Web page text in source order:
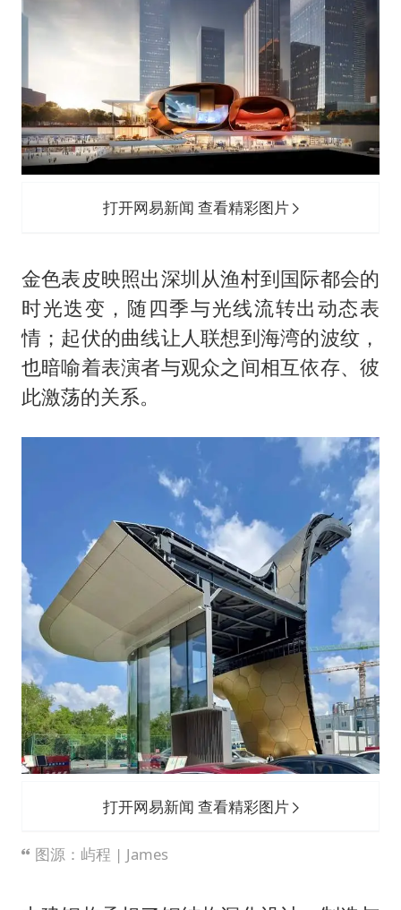
打开网易新闻 查看精彩图片
金色表皮映照出深圳从渔村到国际都会的
时光迭变，随四季与光线流转出动态表
情；起伏的曲线让人联想到海湾的波纹，
也暗喻着表演者与观众之间相互依存、彼
此激荡的关系。
打开网易新闻 查看精彩图片
图源：屿程 | James